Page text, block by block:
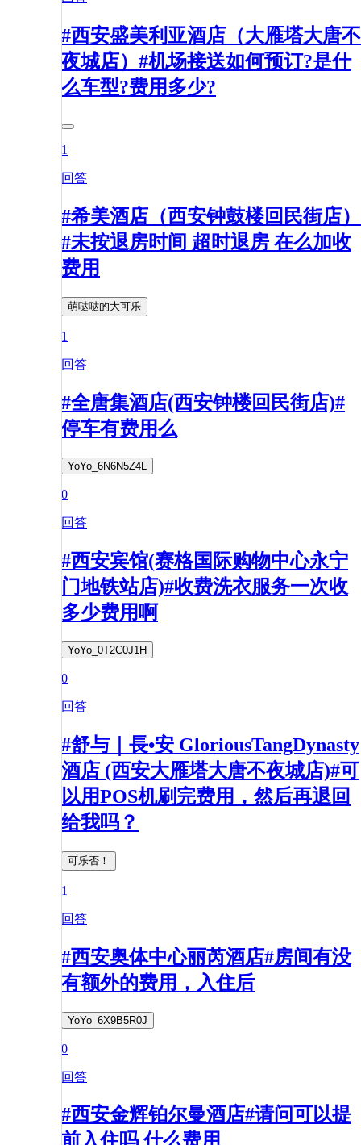
#西安盛美利亚酒店（大雁塔大唐不
夜城店）#机场接送如何预订?是什
么车型?费用多少?
1
回答
#希美酒店（西安钟鼓楼回民街店）
#未按退房时间 超时退房 在么加收
费用
萌哒哒的大可乐
1
回答
#全唐集酒店(西安钟楼回民街店)#
停车有费用么
YoYo_6N6N5Z4L
0
回答
#西安宾馆(赛格国际购物中心永宁
门地铁站店)#收费洗衣服务一次收
多少费用啊
YoYo_0T2C0J1H
0
回答
#舒与｜長•安 GloriousTangDynasty
酒店 (西安大雁塔大唐不夜城店)#可
以用POS机刷完费用，然后再退回
给我吗？
可乐否！
1
回答
#西安奥体中心丽芮酒店#房间有没
有额外的费用，入住后
YoYo_6X9B5R0J
0
回答
#西安金辉铂尔曼酒店#请问可以提
前入住吗 什么费用